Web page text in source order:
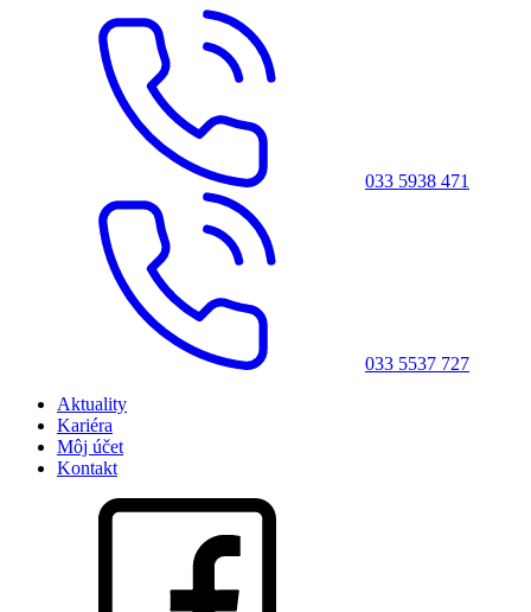
033 5938 471
033 5537 727
Aktuality
Kariéra
Môj účet
Kontakt